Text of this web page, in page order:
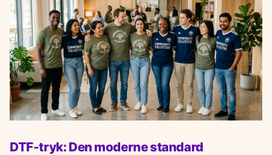
DTF-tryk: Den moderne standard